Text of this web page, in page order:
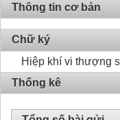
Thông tin cơ bản
Chữ ký
Hiệp khí vi thượng
Thống kê